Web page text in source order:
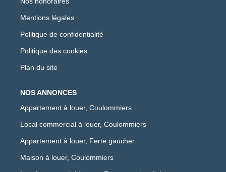
Mentions légales
Politique de confidentialité
Politique des cookies
Plan du site
NOS ANNONCES
Appartement à louer, Coulommiers
Local commercial à louer, Coulommiers
Appartement à louer, Ferte gaucher
Maison à louer, Coulommiers